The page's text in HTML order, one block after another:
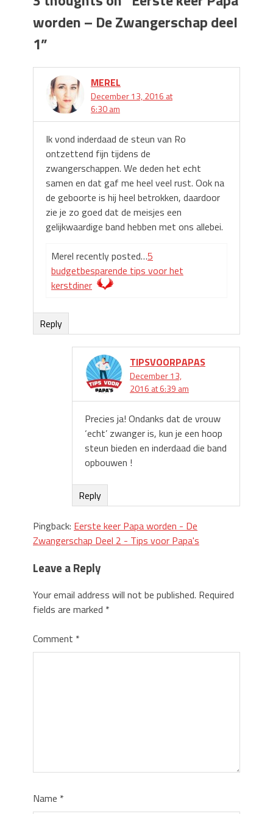
worden – De Zwangerschap deel
1”
MEREL
December 13, 2016 at
6:30 am
Ik vond inderdaad de steun van Ro
ontzettend fijn tijdens de
zwangerschappen. We deden het echt
samen en dat gaf me heel veel rust. Ook na
de geboorte is hij heel betrokken, daardoor
zie je zo goed dat de meisjes een
gelijkwaardige band hebben met ons allebei.
Merel recently posted…5
budgetbesparende tips voor het
kerstdiner
Reply
TIPSVOORPAPAS
December 13,
2016 at 6:39 am
Precies ja! Ondanks dat de vrouw
‘echt’ zwanger is, kun je een hoop
steun bieden en inderdaad die band
opbouwen !
Reply
Pingback: Eerste keer Papa worden - De
Zwangerschap Deel 2 - Tips voor Papa's
Leave a Reply
Your email address will not be published. Required
fields are marked *
Comment *
Name *